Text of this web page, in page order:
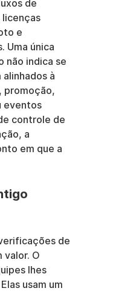
de
licenças
e
Uma única
não indica se
à
promoção,
eventos
controle de
a
em que a
de
valor. O
lhes
usam um